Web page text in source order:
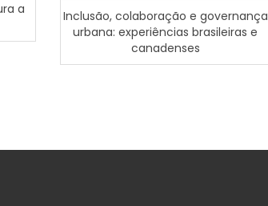
a
Inclusão, colaboração e governança
urbana: experiências brasileiras e
canadenses